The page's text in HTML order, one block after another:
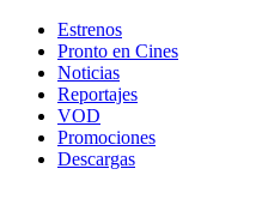
Estrenos
Pronto en Cines
Noticias
Reportajes
VOD
Promociones
Descargas